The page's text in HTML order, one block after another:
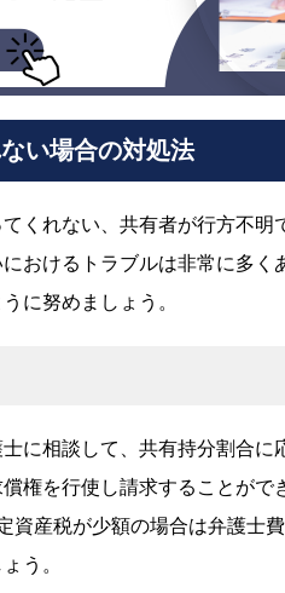
い場合の対処法
くれない、共有者が行方不明
おけるトラブルは非常に多く
に努めましょう。
に相談して、共有持分割合に
権を行使し請求することがで
産税が少額の場合は弁護士
う。